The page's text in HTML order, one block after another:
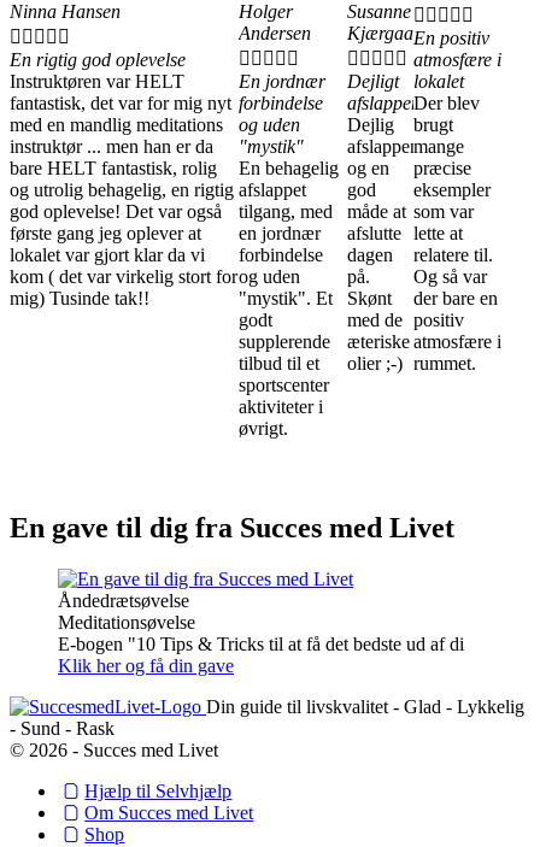
Ninna Hansen
    
En rigtig god oplevelse
Instruktøren var HELT
fantastisk, det var for mig nyt
med en mandlig meditations
instruktør ... men han er da
bare HELT fantastisk, rolig
og utrolig behagelig, en rigtig
god oplevelse! Det var også
første gang jeg oplever at
lokalet var gjort klar da vi
kom ( det var virkelig stort for
mig) Tusinde tak!!
Holger
Andersen
    
En jordnær
forbindelse
og uden
"mystik"
En behagelig
afslappet
tilgang, med
en jordnær
forbindelse
og uden
"mystik". Et
godt
supplerende
tilbud til et
sportscenter
aktiviteter i
øvrigt.
Susanne
Kjærgaard
    
Dejligt
afslappende
Dejlig
afslappende
og en
god
måde at
afslutte
dagen
på.
Skønt
med de
æteriske
olier ;-)
    
En positiv
atmosfære i
lokalet
Der blev
brugt
mange
præcise
eksempler
som var
lette at
relatere til.
Og så var
der bare en
positiv
atmosfære i
rummet.
En gave til dig fra Succes med Livet
Åndedrætsøvelse
Meditationsøvelse
E-bogen "10 Tips & Tricks til at få det bedste ud af di
Klik her og få din gave
Din guide til livskvalitet - Glad - Lykkelig
- Sund - Rask
© 2026 - Succes med Livet
Hjælp til Selvhjælp
Om Succes med Livet
Shop